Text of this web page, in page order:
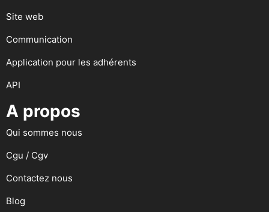
Site web
Communication
Application pour les adhérents
API
A propos
Qui sommes nous
Cgu / Cgv
Contactez nous
Blog